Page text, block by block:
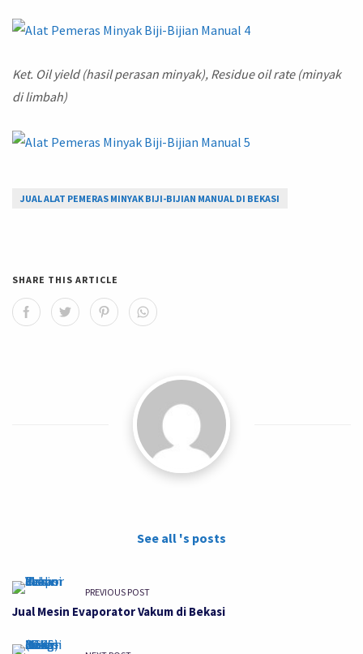
Ket. Oil yield (hasil perasan minyak), Residue oil rate (minyak
di limbah)
JUAL ALAT PEMERAS MINYAK BIJI-BIJIAN MANUAL DI BEKASI
SHARE THIS ARTICLE
See all 's posts
PREVIOUS POST
Jual Mesin Evaporator Vakum di Bekasi